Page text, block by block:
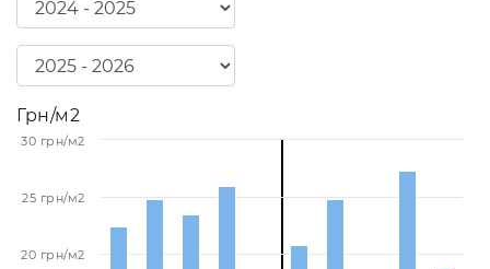
Грн/м2
20 грн/м2
25 грн/м2
30 грн/м2